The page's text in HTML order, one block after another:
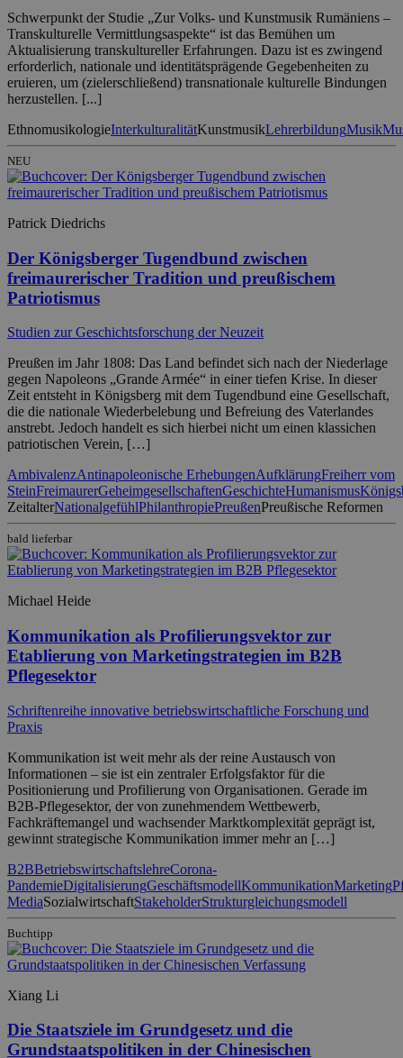
Schwerpunkt der Studie „Zur Volks- und Kunstmusik Rumäniens –
Transkulturelle Vermittlungsaspekte“ ist das Bemühen um
Aktualisierung transkultureller Erfahrungen. Dazu ist es zwingend
erforderlich, nationale und identitätsprägende Gegebenheiten zu
eruieren, um (zielerschließend) transnationale kulturelle Bindungen
herzustellen. [...]
EthnomusikologieInterkulturalitätKunstmusikLehrerbildungMusik
NEU
Patrick Diedrichs
Der Königsberger Tugendbund zwischen
freimaurerischer Tradition und preußischem
Patriotismus
Studien zur Geschichtsforschung der Neuzeit
Preußen im Jahr 1808: Das Land befindet sich nach der Niederlage
gegen Napoleons „Grande Armée“ in einer tiefen Krise. In dieser
Zeit entsteht in Königsberg mit dem Tugendbund eine Gesellschaft,
die die nationale Wiederbelebung und Befreiung des Vaterlandes
anstrebt. Jedoch handelt es sich hierbei nicht um einen klassichen
patriotischen Verein, […]
AmbivalenzAntinapoleonische ErhebungenAufklärungFreiherr vom
SteinFreimaurerGeheimgesellschaftenGeschichteHumanismus
ZeitalterNationalgefühlPhilanthropiePreußenPreußische Reformen
bald lieferbar
Michael Heide
Kommunikation als Profilierungsvektor zur
Etablierung von Marketingstrategien im B2B
Pflegesektor
Schriftenreihe innovative betriebswirtschaftliche Forschung und
Praxis
Kommunikation ist weit mehr als der reine Austausch von
Informationen – sie ist ein zentraler Erfolgsfaktor für die
Positionierung und Profilierung von Organisationen. Gerade im
B2B-Pflegesektor, der von zunehmendem Wettbewerb,
Fachkräftemangel und wachsender Marktkomplexität geprägt ist,
gewinnt strategische Kommunikation immer mehr an […]
B2BBetriebswirtschaftslehreCorona-
PandemieDigitalisierungGeschäftsmodellKommunikationMarketing
MediaSozialwirtschaftStakeholderStrukturgleichungsmodell
Buchtipp
Xiang Li
Die Staatsziele im Grundgesetz und die
Grundstaatspolitiken in der Chinesischen